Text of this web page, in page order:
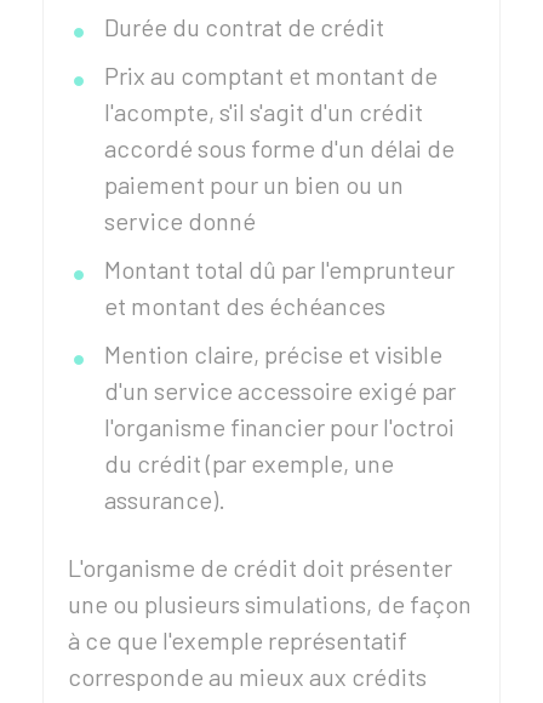
Durée du contrat de crédit
Prix au comptant et montant de
l'acompte, s'il s'agit d'un crédit
accordé sous forme d'un délai de
paiement pour un bien ou un
service donné
Montant total dû par l'emprunteur
et montant des échéances
Mention claire, précise et visible
d'un service accessoire exigé par
l'organisme financier pour l'octroi
du crédit (par exemple, une
assurance).
L'organisme de crédit doit présenter
une ou plusieurs simulations, de façon
à ce que l'exemple représentatif
corresponde au mieux aux crédits